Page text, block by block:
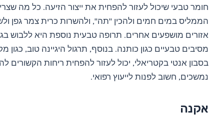
חומר טבעי שיכול לעזור להפחית את ייצור הזיעה. כל מה
הממליס במים חמים ולהכין "תה", ולהשרות כרית צמר גפן
אזורים מושפעים אחרים. תרופה טבעית נוספת היא ללבוש
מסיבים טבעיים כגון כותנה. בנוסף, תרגול היגיינה טוב, כגון
בסבון אנטי בקטריאלי, יכול לעזור להפחית ריחות הקשורים
נמשכים, חשוב לפנות לייעוץ רפואי.
אקנה